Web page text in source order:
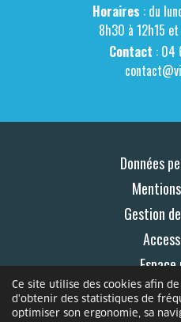
Ce site utilise des cookies afin
d'obtenir des statistiques de
optimiser son ergonomie, sa
Horaires : du
8h30 à 12h15
Contact : 04
© 2026
Données
Gestion